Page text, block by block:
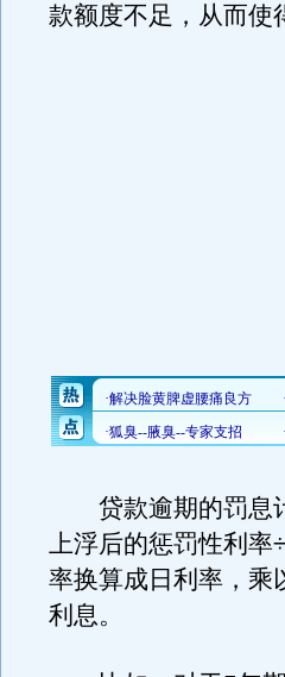
款额度不足，从而使
贷款逾期的罚息
上浮后的惩罚性利率
率换算成日利率，乘
利息。